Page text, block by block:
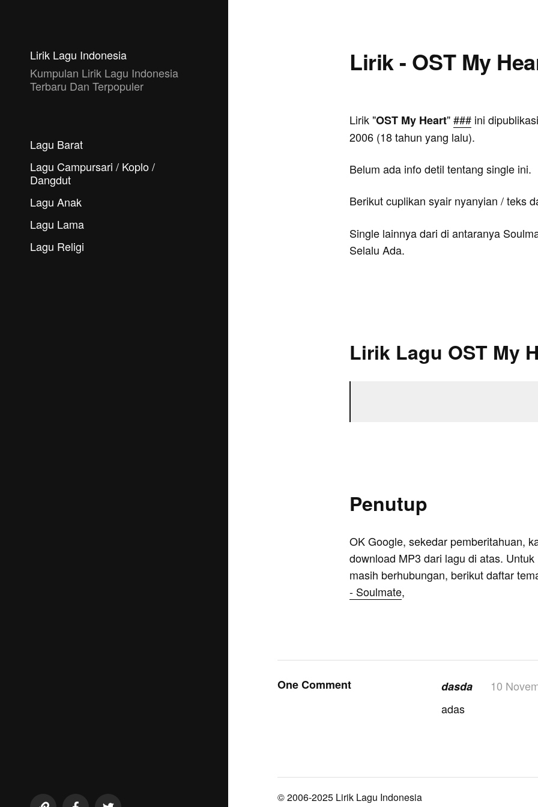
Lirik Lagu Indonesia
Kumpulan Lirik Lagu Indonesia
Terbaru Dan Terpopuler
Lagu Barat
Lagu Campursari / Koplo /
Dangdut
Lagu Anak
Lagu Lama
Lagu Religi
Lirik - OST My
Lirik "OST My Heart"### ini
2006 (18 tahun yang lalu).
Belum ada info detil tentang single ini.
Berikut cuplikan syair nyanyian / teks
Single lainnya dari di antaranya
Selalu Ada.
Lirik Lagu OST My
Penutup
OK Google, sekedar pemberitahuan,
download MP3 dari lagu di atas.
masih berhubungan, berikut daftar
- Soulmate,
One Comment dasda
10
adas
© 2006-2025 Lirik Lagu Indonesia